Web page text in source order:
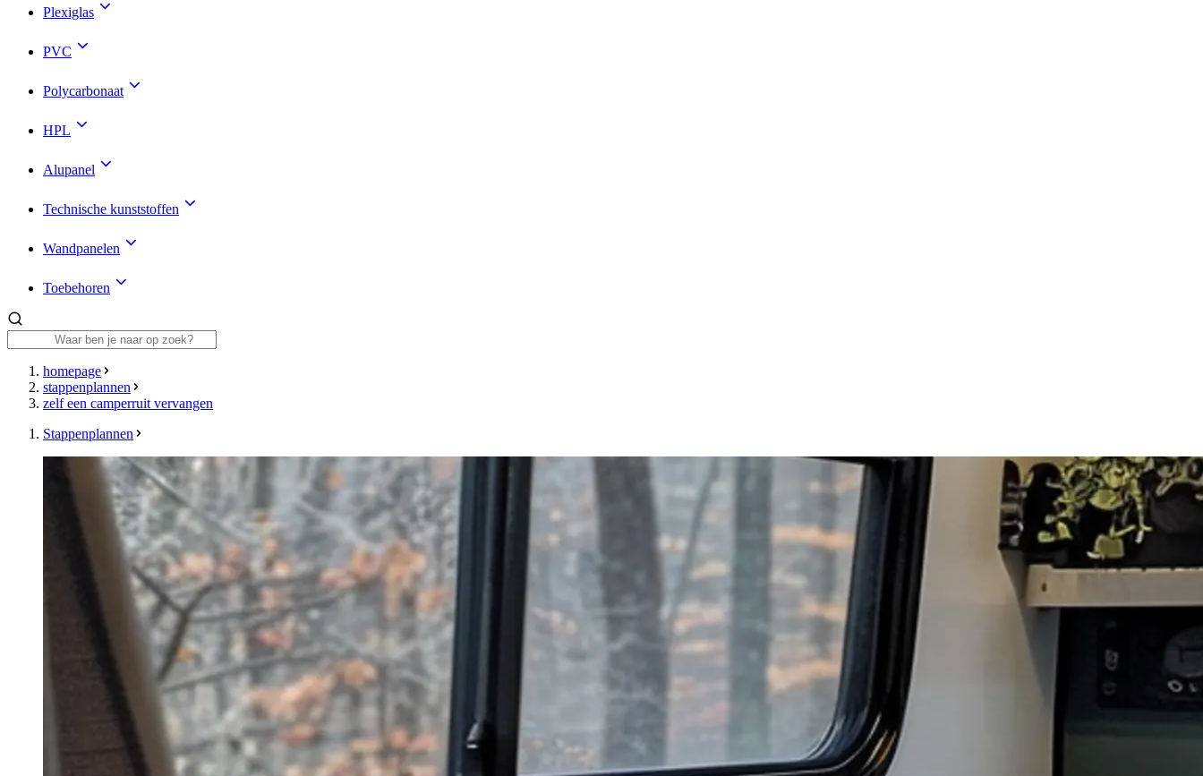
Plexiglas
PVC
Polycarbonaat
HPL
Alupanel
Technische kunststoffen
Wandpanelen
Toebehoren
homepage
stappenplannen
zelf een camperruit vervangen
Stappenplannen